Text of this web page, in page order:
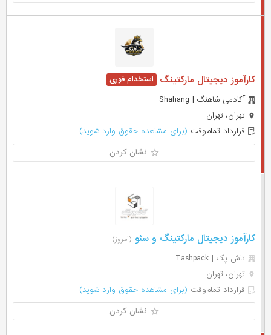
کارآموز دیجیتال مارکتینگ
آکادمی شاهنگ | Shahang
تهران، تهران
قرارداد تمام‌وقت (برای مشاهده حقوق وارد شوید)
نشان کردن
کارآموز دیجیتال مارکتینگ و سئو (امروز)
تاش پک | Tashpack
تهران، تهران
قرارداد تمام‌وقت (برای مشاهده حقوق وارد شوید)
نشان کردن